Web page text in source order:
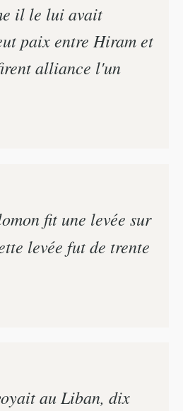
il le lui avait
paix entre Hiram et
alliance l'un
fit une levée sur
levée fut de trente
au Liban, dix